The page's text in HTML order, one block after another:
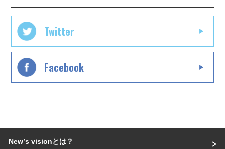
Twitter
Facebook
Newʼs visionとは？